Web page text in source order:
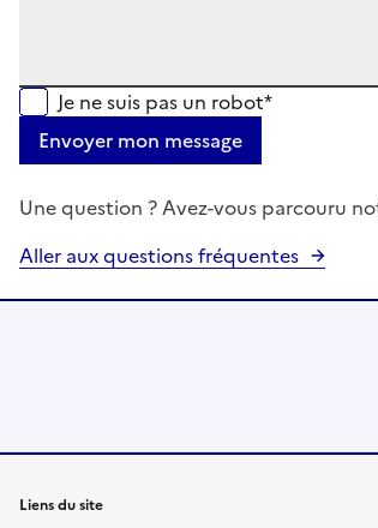
Je ne suis pas un robot*
Envoyer mon message
Une question ? Avez-vous parcouru
Aller aux questions fréquentes
Liens du site